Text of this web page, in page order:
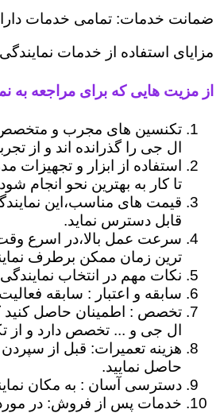
ضمانت خدمات: تمامی خدمات
مزایای استفاده از خدمات
از مزیت هایی که برای مراجعه به
تکنسین های مجرب و
ال جی را گذرانده اند و از
استفاده از ابزار و تجهیزات
تا کار به بهترین نحو انجام
قیمت های مناسب،این
قابل دسترس نماید.
سرعت عمل بالا،در اسرع
ترین زمان ممکن برطرف
نکات مهم در انتخاب
سابقه و اعتبار : سابقه
تخصص : اطمینان حاصل کنید
ال جی و ... تخصص دارد و از
هزینه تعمیرات: قبل از
حاصل نمایید.
دسترسی آسان : به مکان
خدمات پس از فروش: در مورد